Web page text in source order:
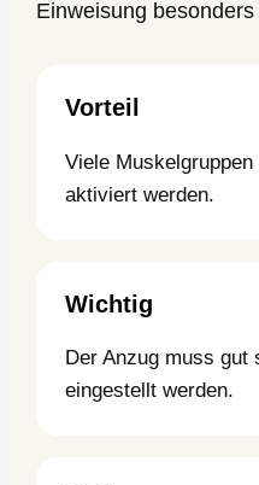
Einweisung
Vorteil
Viele
aktiviert werden.
Wichtig
Der Anzug muss
eingestellt werden.